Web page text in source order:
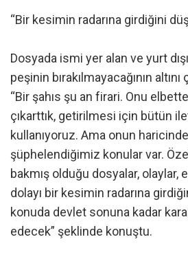
“Bir kesimin radarına girdiğini
Dosyada ismi yer alan ve yurt
peşinin bırakılmayacağının
“Bir şahıs şu an firari. Onu
çıkarttık, getirilmesi için bütün
kullanıyoruz. Ama onun
şüphelendiğimiz konular var.
bakmış olduğu dosyalar, olaylar,
dolayı bir kesimin radarına
konuda devlet sonuna kadar
edecek” şeklinde konuştu.